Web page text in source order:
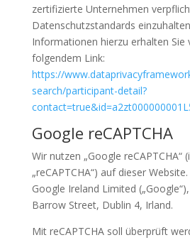
zertifizierte Unternehmen
Datenschutzstandards
Informationen hierzu erhalten Sie
folgendem Link:
https://
search/participant-detail?
Google reCAPTCHA
Wir nutzen „Google reCAPTCHA“
„reCAPTCHA“) auf dieser
Google Ireland Limited
Barrow Street, Dublin 4, Irland.
Mit reCAPTCHA soll überprüft